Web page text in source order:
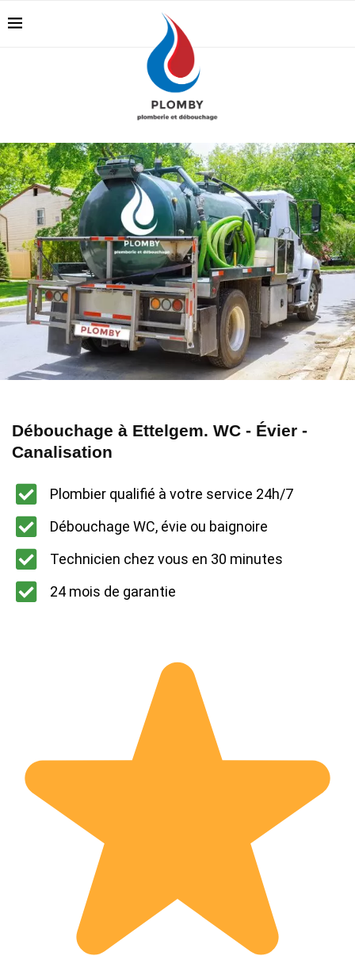
Débouchage à Ettelgem. WC - Évier -
Canalisation
Plombier qualifié à votre service 24h/7
Débouchage WC, évie ou baignoire
Technicien chez vous en 30 minutes
24 mois de garantie